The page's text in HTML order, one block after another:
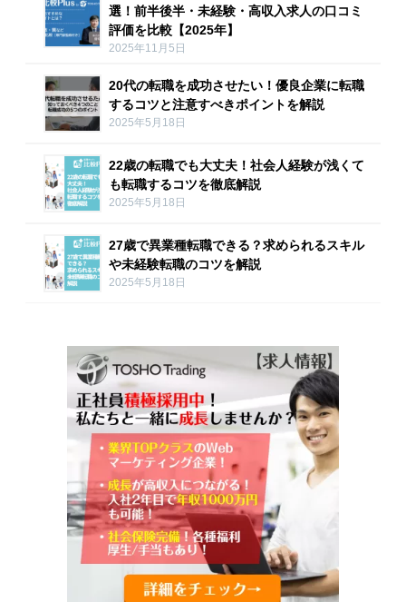
選！前半後半・未経験・高収入求人の口コミ
評価を比較【2025年】
2025年11月5日
20代の転職を成功させたい！優良企業に転職
するコツと注意すべきポイントを解説
2025年5月18日
22歳の転職でも大丈夫！社会人経験が浅くて
も転職するコツを徹底解説
2025年5月18日
27歳で異業種転職できる？求められるスキル
や未経験転職のコツを解説
2025年5月18日